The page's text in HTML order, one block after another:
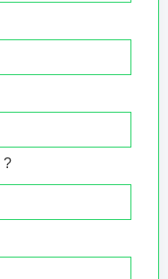
?